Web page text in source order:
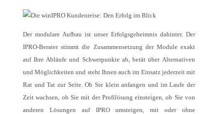
Der modulare Aufbau ist unser Erfolgsgeheimnis dahinter. Der
IPRO-Berater stimmt die Zusammensetzung der Module exakt
auf Ihre Abläufe und Schwerpunkte ab, berät über Alternativen
und Möglichkeiten und steht Ihnen auch im Einsatz jederzeit mit
Rat und Tat zur Seite. Ob Sie klein anfangen und im Laufe der
Zeit wachsen, ob Sie mit der Profilösung einsteigen, ob Sie von
anderen Lösungen auf IPRO umsteigen, mit oder ohne